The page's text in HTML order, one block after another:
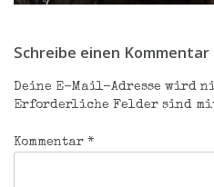
Schreibe einen Kommentar
Deine E-Mail-Adresse wird
Erforderliche Felder sind
Kommentar *